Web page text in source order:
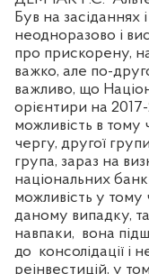
Був на засіданнях
неодноразово і
про прискорену,
важко, але по-
важливо, що
орієнтири на 2017-
можливість в тому
чергу, другої
група, зараз на
національних
можливість у тому
даному випадку,
навпаки, вона
до консолідації і
реінвестицій, у